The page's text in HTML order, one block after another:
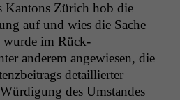
Kan­tons Zürich hob die
auf und wies die Sache
wurde im Rück­
anderem angewiesen, die
detail­liert­er
des Umstandes